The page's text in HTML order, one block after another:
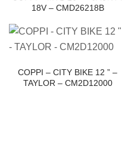
18V – CMD26218B
COPPI – CITY BIKE 12 ” –
TAYLOR – CM2D12000